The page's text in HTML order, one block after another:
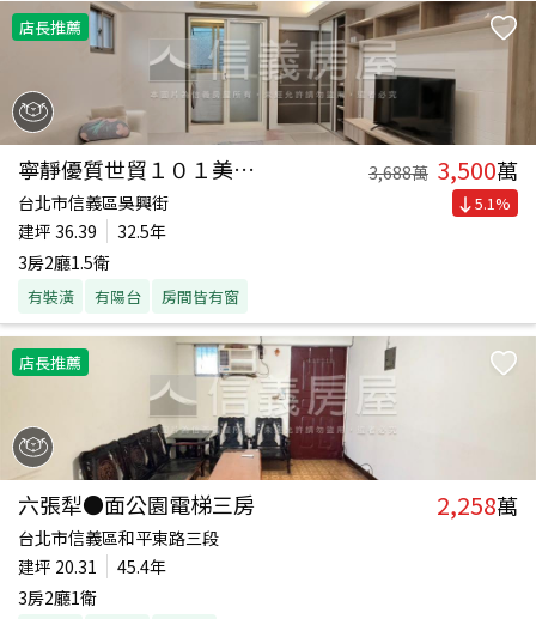
店長推薦
寧靜優質世貿１０１美三房 3,688萬 3,500萬
台北市信義區吳興街
建坪 36.39
32.5年
3房2廳1.5衛
有裝潢 有陽台 房間皆有窗
5.1%
店長推薦
六張犁●面公園電梯三房 2,258萬
台北市信義區和平東路三段
建坪 20.31
45.4年
3房2廳1衛